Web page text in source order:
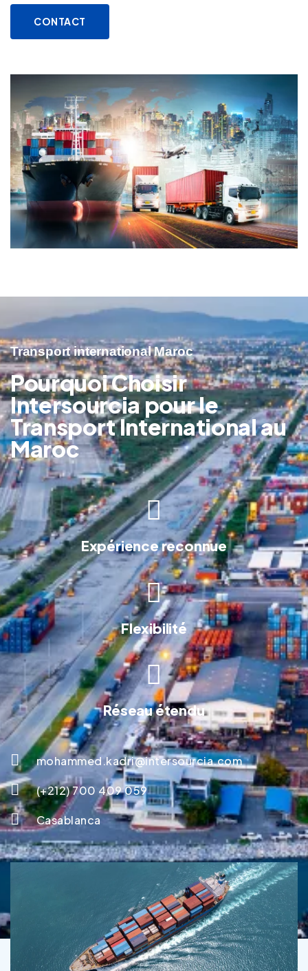
CONTACT
Transport international Maroc
Pourquoi Choisir
Intersourcia pour le
Transport International au
Maroc
Expérience reconnue
Flexibilité
Réseau étendu
mohammed.kadri@intersourcia.com
(+212) 700 409 059
Casablanca